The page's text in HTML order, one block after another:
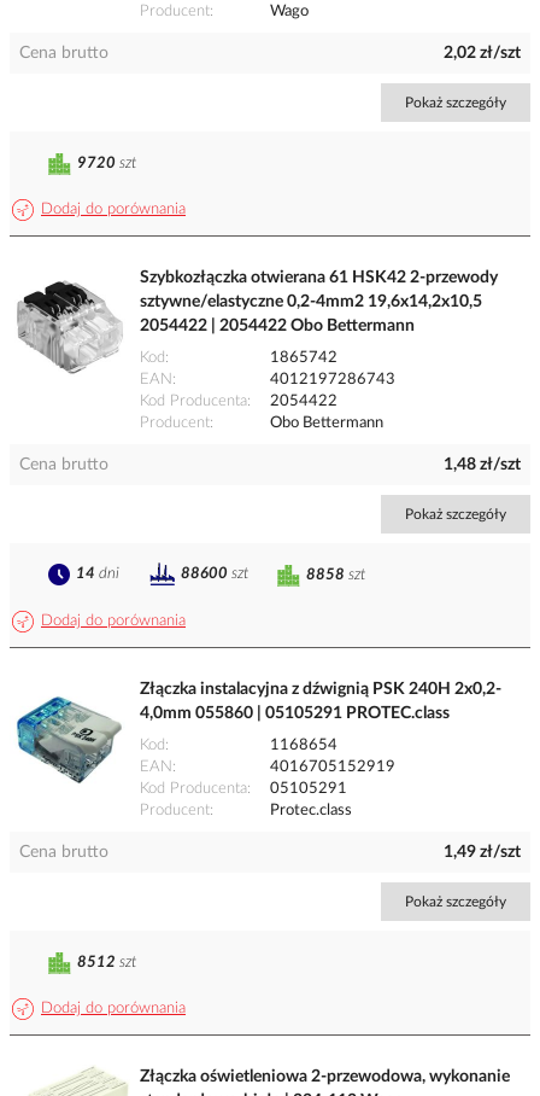
Producent
Wago
Cena brutto 2,02 zł/szt
Pokaż szczegóły
Dodaj do porównania
9720 szt
Szybkozłączka otwierana 61 HSK42 2-przewody
sztywne/elastyczne 0,2-4mm2 19,6x14,2x10,5
2054422 | 2054422 Obo Bettermann
Kod
1865742
EAN
4012197286743
Kod Producenta
2054422
Producent
Obo Bettermann
Cena brutto 1,48 zł/szt
Pokaż szczegóły
Dodaj do porównania
8858 szt
14 dni 88600 szt
Złączka instalacyjna z dźwignią PSK 240H 2x0,2-
4,0mm 055860 | 05105291 PROTEC.class
Kod
1168654
EAN
4016705152919
Kod Producenta
05105291
Producent
Protec.class
Cena brutto 1,49 zł/szt
Pokaż szczegóły
Dodaj do porównania
8512 szt
Złączka oświetleniowa 2-przewodowa, wykonanie